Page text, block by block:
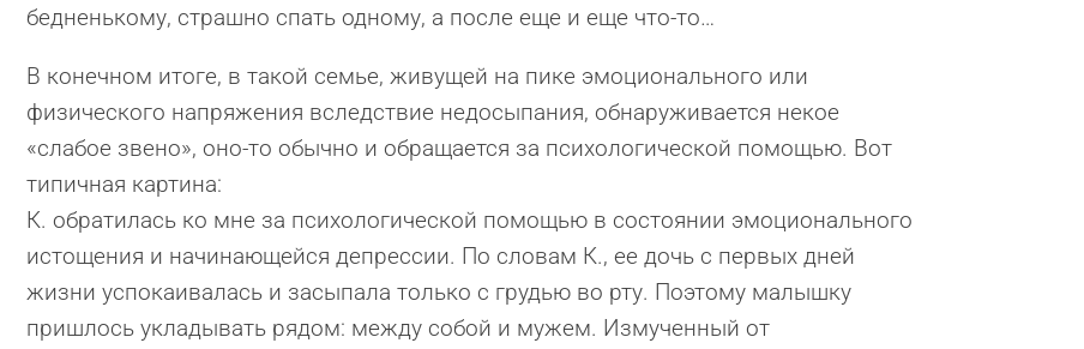
бедненькому, страшно спать одному, а после еще и еще что-то…
В конечном итоге, в такой семье, живущей на пике эмоционального или
физического напряжения вследствие недосыпания, обнаруживается некое
«слабое звено», оно-то обычно и обращается за психологической помощью. Вот
типичная картина:
К. обратилась ко мне за психологической помощью в состоянии эмоционального
истощения и начинающейся депрессии. По словам К., ее дочь с первых дней
жизни успокаивалась и засыпала только с грудью во рту. Поэтому малышку
пришлось укладывать рядом: между собой и мужем. Измученный от